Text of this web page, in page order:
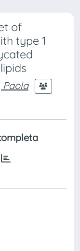
of
type 1
Paola